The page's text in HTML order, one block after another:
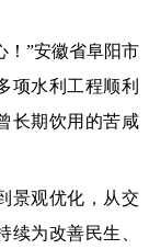
”安徽省阜阳市
项水利工程顺利
长期饮用的苦咸
观优化，从交
为改善民生、